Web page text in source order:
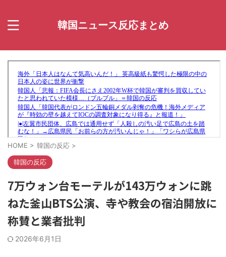
韓国ニュース反応まとめ
HOME > 韓国の反応 >
韓国の反応
7万ウォン台モーテルが143万ウォンに跳
ねた釜山BTS公演、寺や教会の宿泊開放に
称賛と業者批判
2026年6月1日